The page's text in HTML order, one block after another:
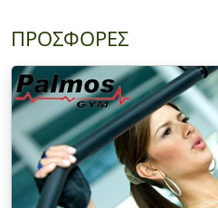
ΠΡΟΣΦΟΡΕΣ